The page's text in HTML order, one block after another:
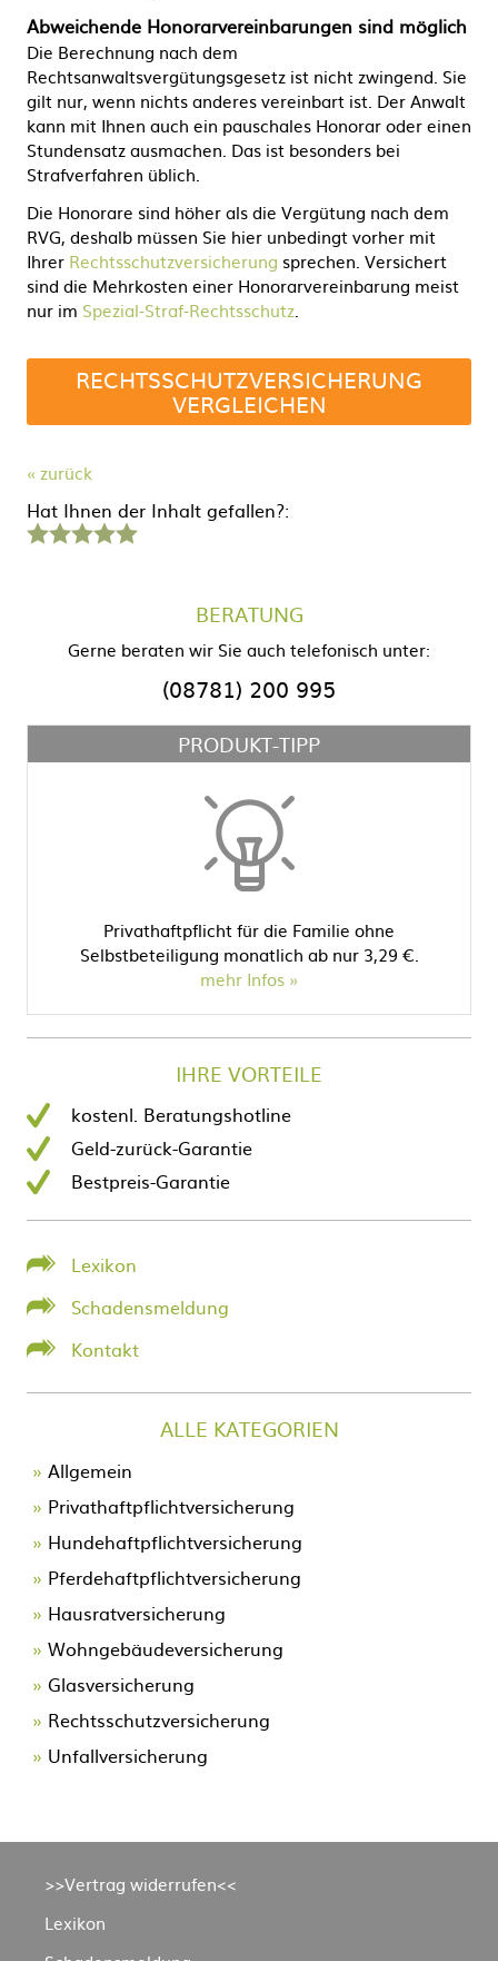
Abweichende Honorarvereinbarungen sind möglich
Die Berechnung nach dem
Rechtsanwaltsvergütungsgesetz ist nicht zwingend. Sie
gilt nur, wenn nichts anderes vereinbart ist. Der Anwalt
kann mit Ihnen auch ein pauschales Honorar oder einen
Stundensatz ausmachen. Das ist besonders bei
Strafverfahren üblich.
Die Honorare sind höher als die Vergütung nach dem
RVG, deshalb müssen Sie hier unbedingt vorher mit
Ihrer Rechtsschutzversicherung sprechen. Versichert
sind die Mehrkosten einer Honorarvereinbarung meist
nur im Spezial-Straf-Rechtsschutz.
RECHTSSCHUTZVERSICHERUNG
VERGLEICHEN
« zurück
Hat Ihnen der Inhalt gefallen?:
Stern Sterne Sterne Sterne Sterne
BERATUNG
Gerne beraten wir Sie auch telefonisch unter:
(08781) 200 995
PRODUKT-TIPP
Privathaftpflicht für die Familie ohne
Selbstbeteiligung monatlich ab nur 3,29 €.
mehr Infos
IHRE VORTEILE
kostenl. Beratungshotline
Geld-zurück-Garantie
Bestpreis-Garantie
Lexikon
Schadensmeldung
Kontakt
ALLE KATEGORIEN
Allgemein
Privathaftpflichtversicherung
Hundehaftpflichtversicherung
Pferdehaftpflichtversicherung
Hausratversicherung
Wohngebäudeversicherung
Glasversicherung
Rechtsschutzversicherung
Unfallversicherung
>>Vertrag widerrufen<<
Lexikon